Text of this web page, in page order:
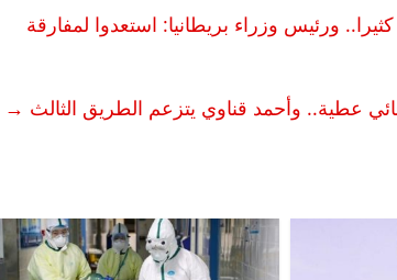
ورئيس وزراء بريطانيا: استعدوا لمفارقة
عطية.. وأحمد قناوي يتزعم الطريق الثالث →